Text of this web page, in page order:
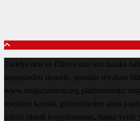
Türkiye'den ve Dünya’dan son dakika
magazinden siyasete, spordan seyahate
www.magazinsitesi.org platformunda;
içerikleri kaynak gösterilmeden alıntı
izinsiz olarak kopyalanamaz, başka yerde